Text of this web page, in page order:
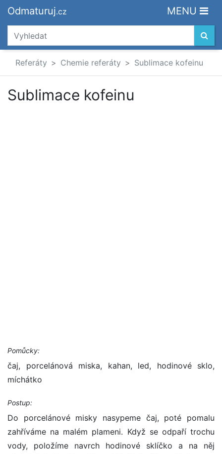
Odmaturuj.cz MENU
Referáty Chemie referáty Sublimace kofeinu
Sublimace kofeinu
Pomůcky:
čaj, porcelánová miska, kahan, led, hodinové sklo,
míchátko
Postup:
Do porcelánové misky nasypeme čaj, poté pomalu
zahříváme na malém plameni. Když se odpaří trochu
vody, položíme navrch hodinové sklíčko a na něj